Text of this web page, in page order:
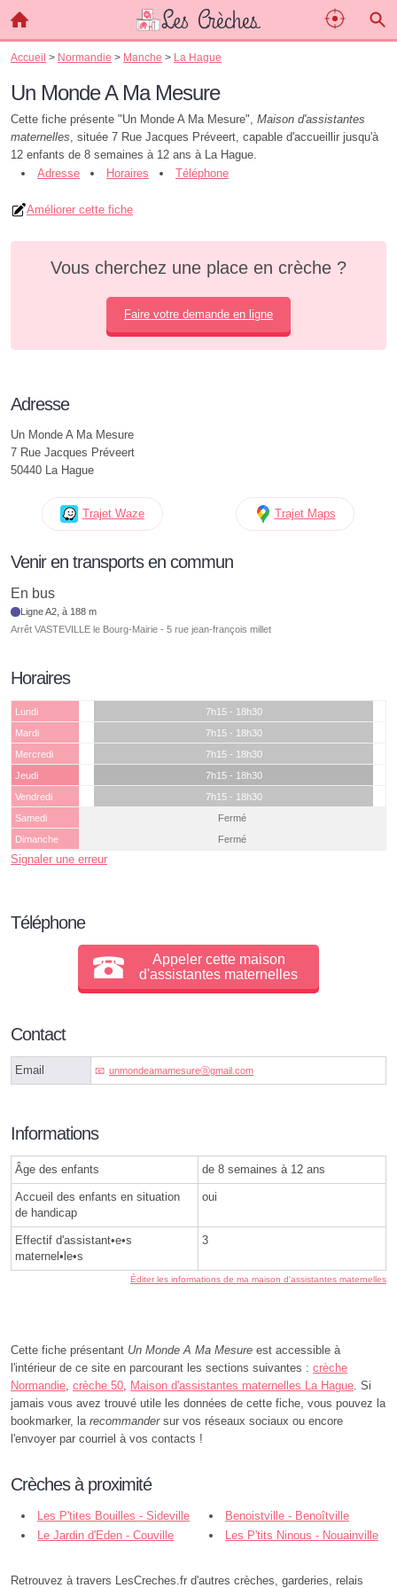
Accueil > Normandie > Manche > La Hague
Un Monde A Ma Mesure
Cette fiche présente "Un Monde A Ma Mesure", Maison d'assistantes
maternelles, située 7 Rue Jacques Préveert, capable d'accueillir jusqu'à
12 enfants de 8 semaines à 12 ans à La Hague.
Adresse
Horaires Téléphone
Améliorer cette fiche
Vous cherchez une place en crèche ?
Faire votre demande en ligne
Adresse
Un Monde A Ma Mesure
7 Rue Jacques Préveert
50440 La Hague
Trajet Waze Trajet Maps
Venir en transports en commun
En bus
Ligne A2, à 188 m
Arrêt VASTEVILLE le Bourg-Mairie - 5 rue jean-françois millet
Horaires
Lundi
7h15 - 18h30
Mardi
7h15 - 18h30
Mercredi
7h15 - 18h30
Jeudi
7h15 - 18h30
Vendredi
7h15 - 18h30
Samedi
Fermé
Dimanche
Fermé
Signaler une erreur
Téléphone
Appeler cette maison
d'assistantes maternelles
Contact
Email unmondeamamesureⓐgmail.com
Informations
Âge des enfants de 8 semaines à 12 ans
Accueil des enfants en situation
de handicap
oui
Effectif d'assistant•e•s
maternel•le•s
3
Éditer les informations de ma maison d'assistantes maternelles
Cette fiche présentant Un Monde A Ma Mesure est accessible à
l'intérieur de ce site en parcourant les sections suivantes : crèche
Normandie, crèche 50, Maison d'assistantes maternelles La Hague. Si
jamais vous avez trouvé utile les données de cette fiche, vous pouvez la
bookmarker, la recommandersur vos réseaux sociaux ou encore
l'envoyer par courriel à vos contacts !
Crèches à proximité
Les P'tites Bouilles - Sideville
Benoistville - Benoîtville
Le Jardin d'Eden - Couville
Les P'tits Ninous - Nouainville
Retrouvez à travers LesCreches.fr d'autres crèches, garderies, relais